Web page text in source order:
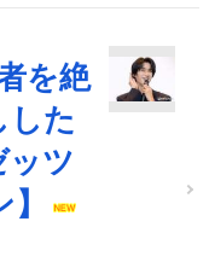
を絶
した
ッツ